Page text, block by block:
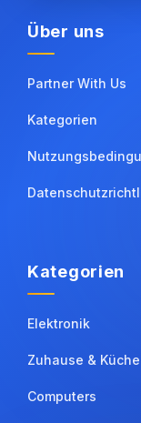
Über uns
Partner With Us
Kategorien
Kategorien
Elektronik
Zuhause & Küche
Computers